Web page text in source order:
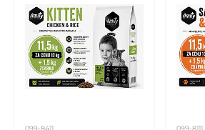
099-8411 099-8111